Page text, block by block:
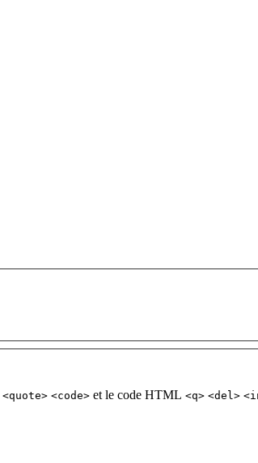
<quote> <code> et le code HTML <q> <del>